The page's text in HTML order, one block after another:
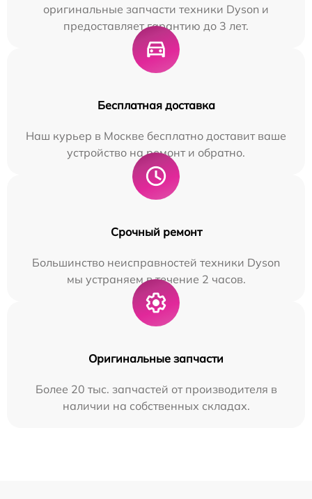
оригинальные запчасти техники Dyson и
предоставляет гарантию до 3 лет.
Бесплатная доставка
Наш курьер в Москве бесплатно доставит ваше
устройство на ремонт и обратно.
Срочный ремонт
Большинство неисправностей техники Dyson
мы устраняем в течение 2 часов.
Оригинальные запчасти
Более 20 тыс. запчастей от производителя в
наличии на собственных складах.